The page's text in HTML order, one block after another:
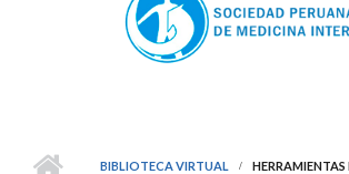
BIBLIOTECA VIRTUAL